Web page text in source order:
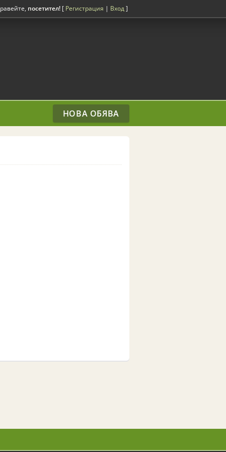
посетител! [ Регистрация | Вход]
НОВА ОБЯВА